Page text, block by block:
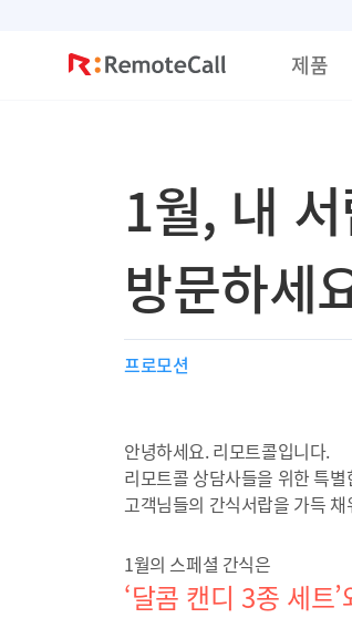
제품
1월, 내
방문하세
프로모션
안녕하세요. 리모트콜입니다.
리모트콜 상담사들을 위한 특
고객님들의 간식서랍을 가득
1월의 스페셜 간식은
‘달콤 캔디 3종 세트